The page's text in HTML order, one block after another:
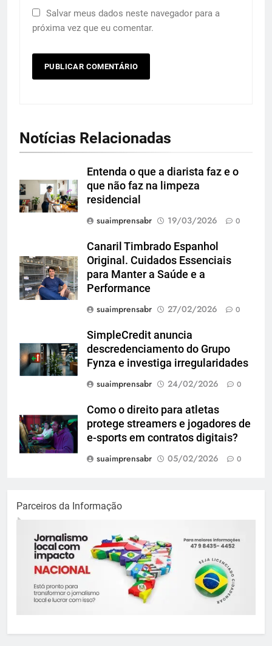
Salvar meus dados neste navegador para a
próxima vez que eu comentar.
Notícias Relacionadas
Entenda o que a diarista faz e o
que não faz na limpeza
residencial
suaimprensabr
19/03/2026 0
Canaril Timbrado Espanhol
Original. Cuidados Essenciais
para Manter a Saúde e a
Performance
suaimprensabr
27/02/2026 0
SimpleCredit anuncia
descredenciamento do Grupo
Fynza e investiga irregularidades
suaimprensabr
24/02/2026 0
Como o direito para atletas
protege streamers e jogadores de
e-sports em contratos digitais?
suaimprensabr
05/02/2026 0
Parceiros da Informação